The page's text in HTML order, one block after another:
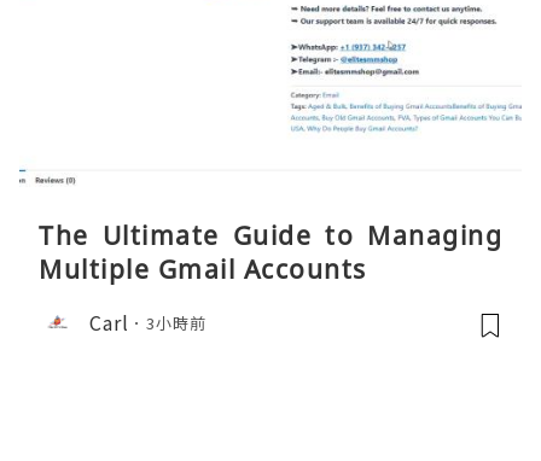
The Ultimate Guide to Managing
Multiple Gmail Accounts
Carl 3小時前